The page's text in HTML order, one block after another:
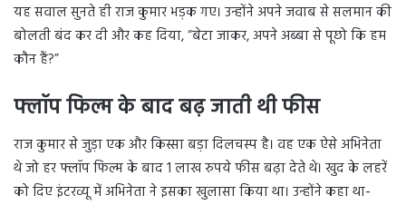
यह सवाल सुनते ही राज कुमार भड़क गए। उन्होंने अपने जवाब से सलमान की
बोलती बंद कर दी और कह दिया, “बेटा जाकर, अपने अब्बा से पूछो कि हम
कौन हैं?”
फ्लॉप फिल्म के बाद बढ़ जाती थी फीस
राज कुमार से जुड़ा एक और किस्सा बड़ा दिलचस्प है। वह एक ऐसे अभिनेता
थे जो हर फ्लॉप फिल्म के बाद 1 लाख रुपये फीस बढ़ा देते थे। खुद के लहरें
को दिए इंटरव्यू में अभिनेता ने इसका खुलासा किया था। उन्होंने कहा था-